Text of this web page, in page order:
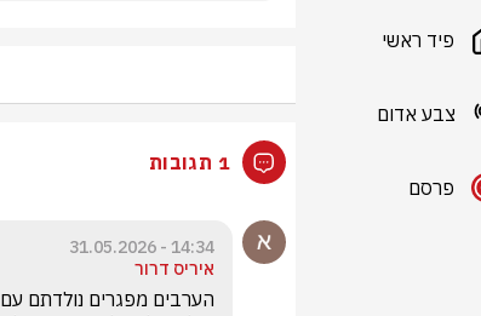
פיד ראשי
צבע אדום
פרסם
1 תגובות
14:34 - 31.05.2026
איריס דרור